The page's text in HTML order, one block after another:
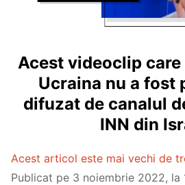
Acest videoclip
Ucraina nu a fost
difuzat de canalul
INN din
Acest articol este mai vechi de
Publicat pe 3 noiembrie 2022, la